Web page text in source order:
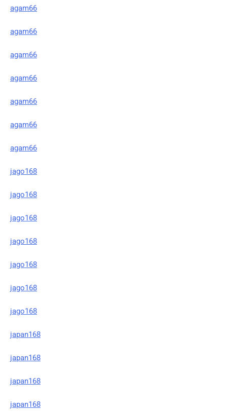
agam66
agam66
agam66
agam66
agam66
agam66
agam66
jago168
jago168
jago168
jago168
jago168
jago168
jago168
japan168
japan168
japan168
japan168